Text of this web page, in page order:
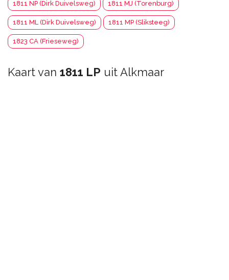
1811 NP (Dirk Duivelsweg) 1811 MJ (Torenburg)
1811 ML (Dirk Duivelsweg) 1811 MP (Sliksteeg)
1823 CA (Frieseweg)
Kaart van 1811 LP uit Alkmaar